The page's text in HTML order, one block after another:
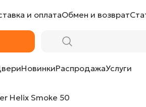
и оплатаОбмен и возврат
НовинкиРаспродажаУслуги
Helix Smoke 50
50 от LaLume